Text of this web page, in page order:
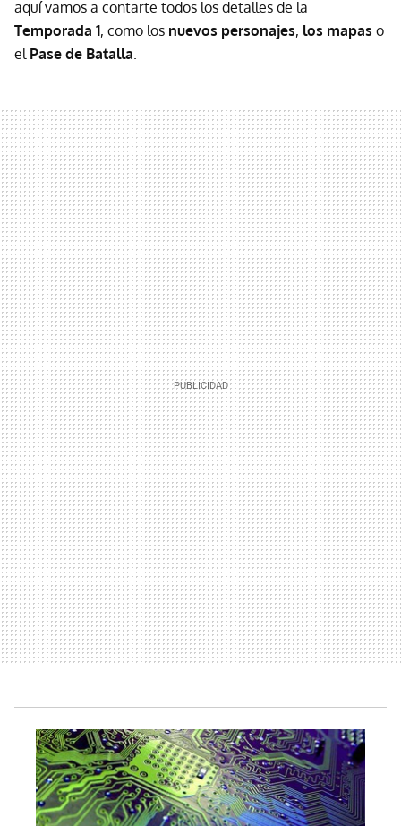
aquí vamos a contarte todos los detalles de la
Temporada 1, como los nuevos personajes, los mapas o
el Pase de Batalla